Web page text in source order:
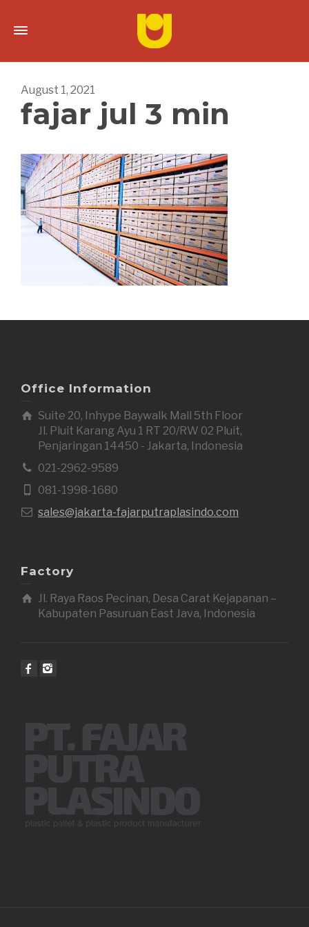
August 1, 2021
fajar jul 3 min
Office Information
Suite 20, Inhype Baywalk Mall 5th Floor
Jl. Pluit Karang Ayu 1 RT 20/RW 02 Pluit,
Penjaringan 14450 - Jakarta, Indonesia
021-2962-9589
081-1998-1680
sales@jakarta-fajarputraplasindo.com
Factory
Jl. Raya Raos Pecinan, Desa Carat Kejapanan –
Kabupaten Pasuruan East Java, Indonesia